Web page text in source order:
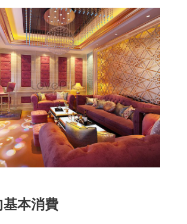
本消費